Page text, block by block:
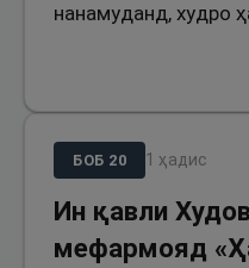
нанамуданд, худро
БОБ 20 1 ҳадис
Ин қавли
мефармояд